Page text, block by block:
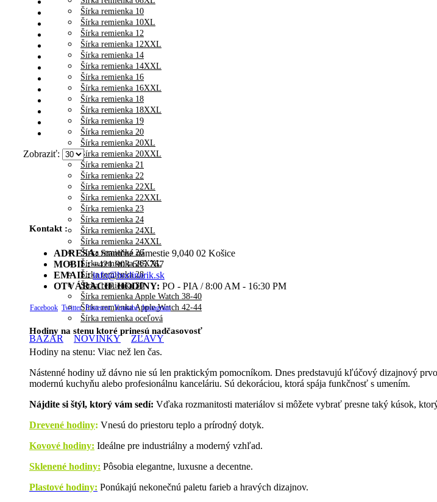
Šírka remienka 10
Šírka remienka 10XL
Šírka remienka 12
Šírka remienka 12XXL
Šírka remienka 14
Šírka remienka 14XXL
Šírka remienka 16
Šírka remienka 16XXL
Šírka remienka 18
Šírka remienka 18XXL
Šírka remienka 19
Šírka remienka 20
Šírka remienka 20XL
Šírka remienka 20XXL
Šírka remienka 21
Šírka remienka 22
Šírka remienka 22XL
Šírka remienka 22XXL
Šírka remienka 23
Šírka remienka 24
Šírka remienka 24XL
Šírka remienka 24XXL
Šírka remienka 26
Šírka remienka 26XXL
Šírka remienka 28
Šírka remienka 30
Šírka remienka Apple Watch 38-40
Šírka remienka Apple Watch 42-44
Šírka remienka oceľová
BAZÁR NOVINKY ZĽAVY
Zobraziť:
Kontakt :
ADRESA: Staničné námestie 9,040 02 Košice
MOBIL: +421 903 685 767
EMAIL: info@hodinarik.sk
OTVÁRACIE HODINY: PO - PIA / 8:00 AM - 16:30 PM
Facebook Twitter Pinterest Youtube Instagram
Hodiny na stenu ktoré prinesú nadčasovosť
Hodiny na stenu: Viac než len čas.
Nástenné hodiny už dávno nie sú len praktickým pomocníkom. Dnes predstavujú kľúčový dizajnový
modernú kuchyňu alebo profesionálnu kanceláriu. Sú dekoráciou, ktorá spája funkčnosť s umením.
Nájdite si štýl, ktorý vám sedí: Vďaka rozmanitosti materiálov si môžete vybrať presne taký kúsok,
Drevené hodiny: Vnesú do priestoru teplo a prírodný dotyk.
Kovové hodiny: Ideálne pre industriálny a moderný vzhľad.
Sklenené hodiny: Pôsobia elegantne, luxusne a decentne.
Plastové hodiny: Ponúkajú nekonečnú paletu farieb a hravých dizajnov.